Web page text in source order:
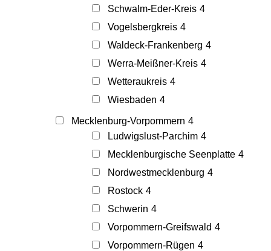
Schwalm-Eder-Kreis 4
Vogelsbergkreis 4
Waldeck-Frankenberg 4
Werra-Meißner-Kreis 4
Wetteraukreis 4
Wiesbaden 4
Mecklenburg-Vorpommern 4
Ludwigslust-Parchim 4
Mecklenburgische Seenplatte 4
Nordwestmecklenburg 4
Rostock 4
Schwerin 4
Vorpommern-Greifswald 4
Vorpommern-Rügen 4